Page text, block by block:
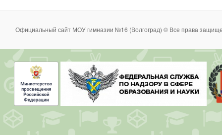
Официальный сайт МОУ гимназии №16 (Волгоград) © Все права